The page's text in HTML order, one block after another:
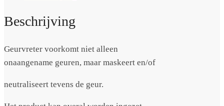
Beschrijving
Geurvreter voorkomt niet alleen
onaangename geuren, maar maskeert en/of
neutraliseert tevens de geur.